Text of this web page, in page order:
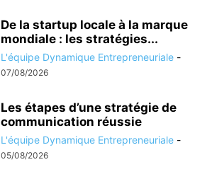
De la startup locale à la marque
mondiale : les stratégies...
L'équipe Dynamique Entrepreneuriale -
07/08/2026
Les étapes d’une stratégie de
communication réussie
L'équipe Dynamique Entrepreneuriale -
05/08/2026